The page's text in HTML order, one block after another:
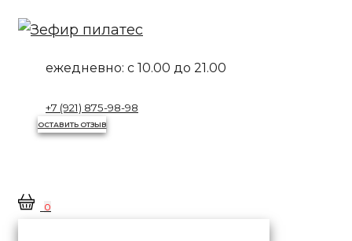
Перейти
контентуежедневно: с 10.00 до 21.00
+7 (921) 875-98-98
ОСТАВИТЬ ОТЗЫВ
0